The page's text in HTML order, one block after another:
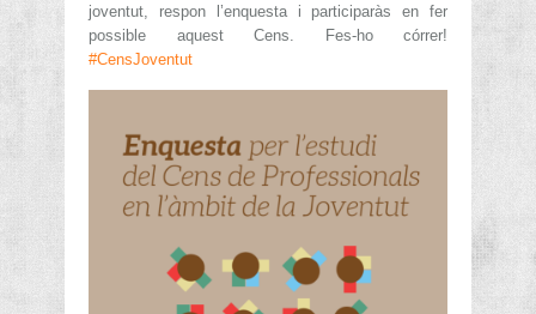
joventut, respon l’enquesta i participaràs en fer
possible aquest Cens. Fes-ho córrer!
#CensJoventut